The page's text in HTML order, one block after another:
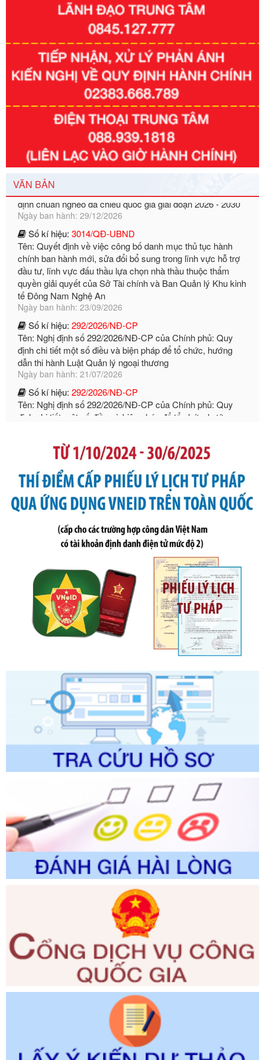
VĂN BẢN
Số kí hiệu:351/2025/NĐ-CP
Tên: Nghị định số 351/2025/NĐ-CP của Chính phủ: Quy
định chuẩn nghèo đa chiều quốc gia giai đoạn 2026 - 2030
Ngày ban hành: 29/12/2026
Số kí hiệu:3014/QĐ-UBND
Tên: Quyết định về việc công bố danh mục thủ tục hành
chính ban hành mới, sửa đổi bổ sung trong lĩnh vực hỗ trợ
đầu tư, lĩnh vực đấu thầu lựa chọn nhà thầu thuộc thẩm
quyền giải quyết của Sở Tài chính và Ban Quản lý Khu kinh
tế Đông Nam Nghệ An
Ngày ban hành: 23/09/2026
Số kí hiệu:292/2026/NĐ-CP
Tên: Nghị định số 292/2026/NĐ-CP của Chính phủ: Quy
định chi tiết một số điều và biện pháp để tổ chức, hướng
dẫn thi hành Luật Quản lý ngoại thương
Ngày ban hành: 21/07/2026
Số kí hiệu:292/2026/NĐ-CP
Tên: Nghị định số 292/2026/NĐ-CP của Chính phủ: Quy
định chi tiết một số điều và biện pháp để tổ chức, hướng
dẫn thi hành Luật Quản lý ngoại thương
Ngày ban hành: 21/07/2026
Tên: Thông tư số 105/2026/TT-BTC của Bộ Tài chính: Bãi
bỏ Thông tư số 87/2019/TT- BТC ngày 19 tháng 12 năm
2019 của Bộ trưởng Bộ Tài chính hướng dẫn thực hiện xử
phạt vi phạm hành chính trong lĩnh vực kho bạc nhà nước
Ngày ban hành: 21/07/2026
Số kí hiệu:291/2026/NĐ-CP
Tên: Nghị định số 291/2026/NĐ-CP của Chính phủ: Sửa
đổi, bổ sung một số điều của Nghị định số 125/2020/NĐ-СР
ngày 19 tháng 10 năm 2020 của Chính phủ quy định xử
phạt vi phạm hành chính về thuế, hóa đơn được sửa đổi, bổ
sung bởi Nghị định số 102/2021/NĐ-CP
Ngày ban hành: 20/07/2026
Số kí hiệu:2303/QĐ-UBND
Tên: Quyết định công bố Danh mục thủ tục hành chính mới
ban hành, được sửa đổi, bổ sung, bị bãi bỏ và phê duyệt
Quy trình nội bộ, quy trình điện tử giải quyết thủ tục hành
chính trong một số lĩnh vực thuộc phạm vi chức năng quản
Ngày ban hành: 01/06/2026
Số kí hiệu:2304/QĐ-UBND
Tên: Quyết định công bố Danh mục thủ tục hành chính
được sửa đổi, bổ sung và phê duyệt Quy trình nội bộ, quy
trình điện tử giải quyết thủ tục hành chính trong lĩnh vực Du
lịch thuộc phạm vi chức năng quản lý của Sở Văn hóa, Thể
thao và Du lịch
Ngày ban hành: 01/06/2026
2310/QĐ-UBND
Tên: Về việc công bố Danh mục thủ tục hành chính sửa
đổi, bổ sung và phê duyệt Quy trình nội bộ, quy trình điện tử
trong giải quyết thủtục hành chính lĩnh vực biến đổi khí hậu
thuộc phạm vi giải quyết của Sở Nông nghiệp và Môi
trường
Ngày ban hành: 01/06/2026
Số kí hiệu:2300/QĐ-UBND
Tên: V/v công bố danh mục thủ tục hành chính được sửa
đổi, bổ sung và phê duyệt quy trình nội bộ, quy trình điện tử
giải quyết thủ tục hành chính trong lĩnh vực Luật sư thuộc
phạm vi chức năng quản lý của Sở Tư pháp
Ngày ban hành: 01/06/2026
351/2025/NĐ-CP
Tên: Nghị định số 351/2025/NĐ-CP của Chính phủ: Quy
định chuẩn nghèo đa chiều quốc gia giai đoạn 2026 - 2030
Ngày ban hành: 29/12/2026
3014/QĐ-UBND
Tên: Quyết định về việc công bố danh mục thủ tục hành
chính ban hành mới, sửa đổi bổ sung trong lĩnh vực hỗ trợ